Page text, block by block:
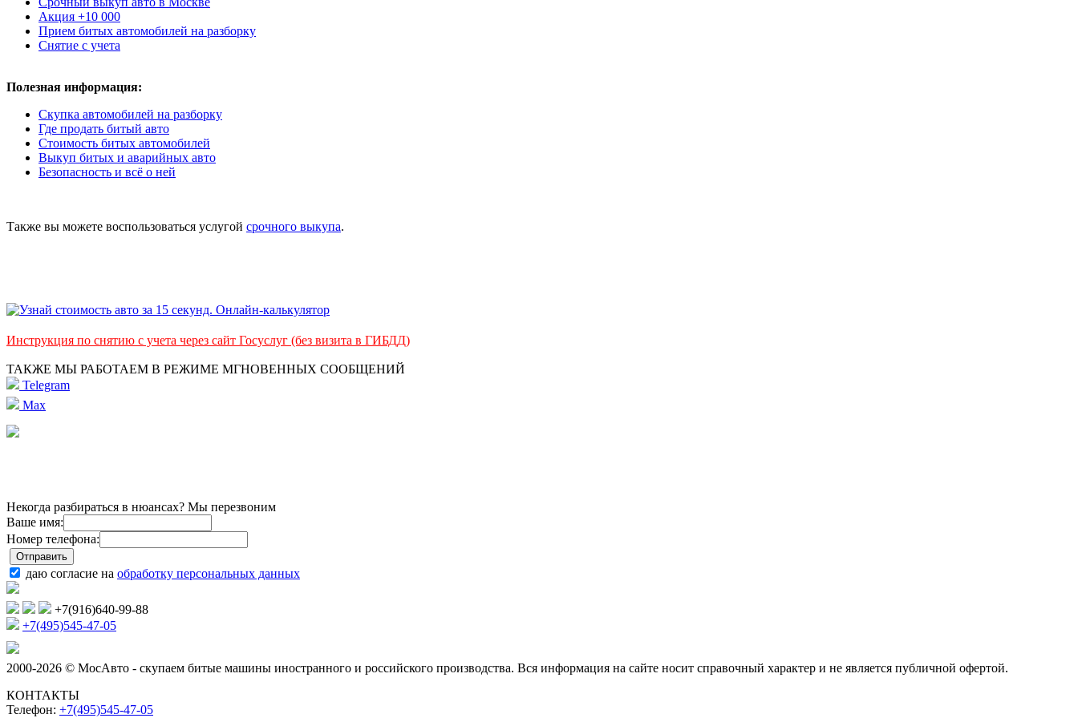
Акция +10 000
Прием битых автомобилей на разборку
Снятие с учета
Полезная информация:
Скупка автомобилей на разборку
Где продать битый авто
Стоимость битых автомобилей
Выкуп битых и аварийных авто
Безопасность и всё о ней
Также вы можете воспользоваться услугой срочного выкупа.
Инструкция по снятию с учета через сайт Госуслуг (без визита в ГИБДД)
ТАКЖЕ МЫ РАБОТАЕМ В РЕЖИМЕ МГНОВЕННЫХ СООБЩЕНИЙ
Telegram
Max
Некогда разбираться в нюансах? Мы перезвоним
Ваше имя:
Номер телефона:
даю согласие на обработку персональных данных
+7(916)640-99-88
+7(495)545-47-05
2000-2026 © МосАвто - скупаем битые машины иностранного и российского производства. Вся информация на сайте носит справочный характер и не является публичной офертой.
КОНТАКТЫ
Телефон: +7(495)545-47-05